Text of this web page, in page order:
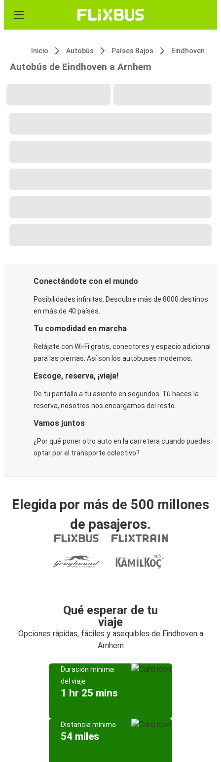
Inicio Autobús Países Bajos Eindhoven
Autobús de Eindhoven a Arnhem
Conectándote con el mundo
Posibilidades infinitas. Descubre más de 8000 destinos
en más de 40 países.
Tu comodidad en marcha
Relájate con Wi-Fi gratis, conectores y espacio adicional
para las piernas. Así son los autobuses modernos.
Escoge, reserva, ¡viaja!
De tu pantalla a tu asiento en segundos. Tú haces la
reserva, nosotros nos encargamos del resto.
Vamos juntos
¿Por qué poner otro auto en la carretera cuando puedes
optar por el transporte colectivo?
Elegida por más de 500 millones
de pasajeros.
Qué esperar de tu
viaje
Opciones rápidas, fáciles y asequibles de Eindhoven a
Arnhem
Duración mínima
del viaje
1 hr 25 mins
Distancia mínima
54 miles